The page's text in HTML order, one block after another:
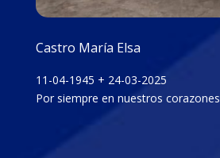
Castro María Elsa
11-04-1945 + 24-03-2025
Por siempre en nuestros corazones